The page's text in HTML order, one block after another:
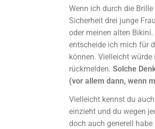
Wenn ich durch die
Sicherheit drei junge
oder meinen alten
entscheide ich mich für
können. Vielleicht
rückmelden. Solche
(vor allem dann, wenn
Vielleicht kennst du
einzieht und du wegen
doch auch generell